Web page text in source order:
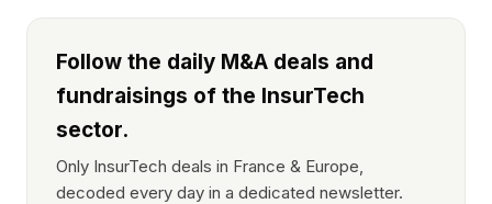
Follow the daily M&A deals and
fundraisings of the InsurTech
sector.
Only InsurTech deals in France & Europe,
decoded every day in a dedicated newsletter.